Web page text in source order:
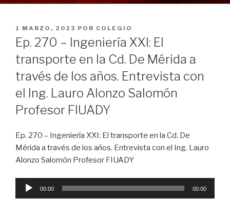
PUBLICADO
EN
1 MARZO, 2023 POR COLEGIO
Ep. 270 – Ingeniería XXI: El
transporte en la Cd. De Mérida a
través de los años. Entrevista con
el Ing. Lauro Alonzo Salomón
Profesor FIUADY
Ep. 270 – Ingeniería XXI: El transporte en la Cd. De
Mérida a través de los años. Entrevista con el Ing. Lauro
Alonzo Salomón Profesor FIUADY
Reproductor
00:00 00:00